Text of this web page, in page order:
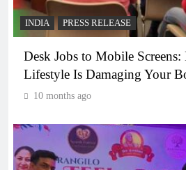
INDIA PRESS RELEASE
Desk Jobs to Mobile
Lifestyle Is Damaging Your
10 months ago